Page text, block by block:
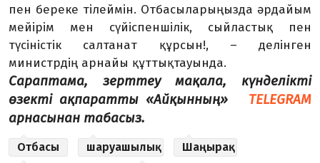
пен береке тілеймін. Отбасыларыңызда әрдайым
мейірім мен сүйіспеншілік, сыйластық пен
түсіністік салтанат құрсын!, – делінген
министрдің арнайы құттықтауында.
Сараптама, зерттеу мақала, күнделікті
өзекті ақпаратты «Айқынның»
TELEGRAM
арнасынан табасыз.
Отбасы шаруашылық
Шаңырақ